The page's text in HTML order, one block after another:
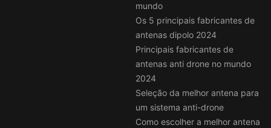
mundo
Os 5 principais fabricantes de
antenas dipolo 2024
Principais fabricantes de
antenas anti drone no mundo
2024
Seleção da melhor antena para
um sistema anti-drone
Como escolher a melhor antena